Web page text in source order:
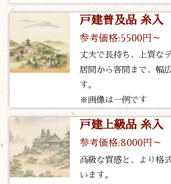
戸建普及品 糸入
参考価格:5500円～
丈夫で長持ち、上質な
居間から客間まで、幅
す。
※画像は一例です
戸建上級品 糸入
参考価格:8000円～
高級な質感と、より格
います。